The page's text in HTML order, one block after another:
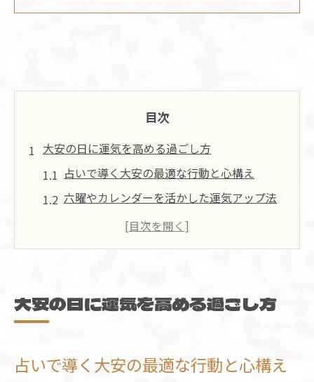
目次
大安の日に運気を高める過ごし方
占いで導く大安の最適な行動と心構え
六曜やカレンダーを活かした運気アップ法
大安に実践したい運気が上がる毎日の習慣
占い視点で考える大安の朝と夜の過ごし方
六曜カレンダーと占いで知る大安の意味
ト
大安の日に運気を高める過ごし方
占いで導く大安の最適な行動と心構え